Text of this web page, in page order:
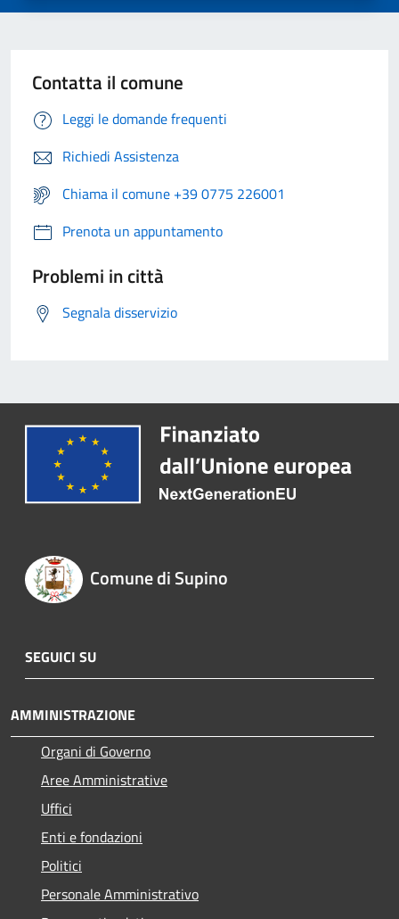
Contatta il comune
Leggi le domande frequenti
Richiedi Assistenza
Chiama il comune +39 0775 226001
Prenota un appuntamento
Problemi in città
Segnala disservizio
Comune di Supino
SEGUICI SU
AMMINISTRAZIONE
Organi di Governo
Aree Amministrative
Uffici
Enti e fondazioni
Politici
Personale Amministrativo